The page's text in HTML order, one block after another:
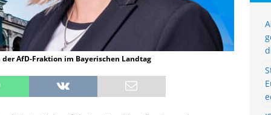
AfD-Fraktion im Bayerischen Landtag